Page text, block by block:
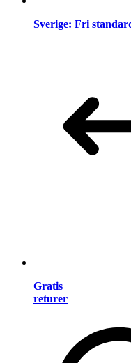
Sverige: Fri
Gratis
returer